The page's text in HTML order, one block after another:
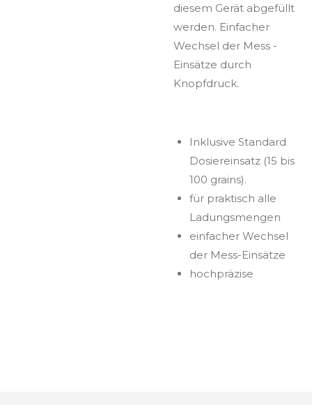
diesem Gerät abgefüllt
werden. Einfacher
Wechsel der Mess -
Einsätze durch
Knopfdruck.
Inklusive Standard
Dosiereinsatz (15 bis
100 grains).
für praktisch alle
Ladungsmengen
einfacher Wechsel
der Mess-Einsätze
hochpräzise